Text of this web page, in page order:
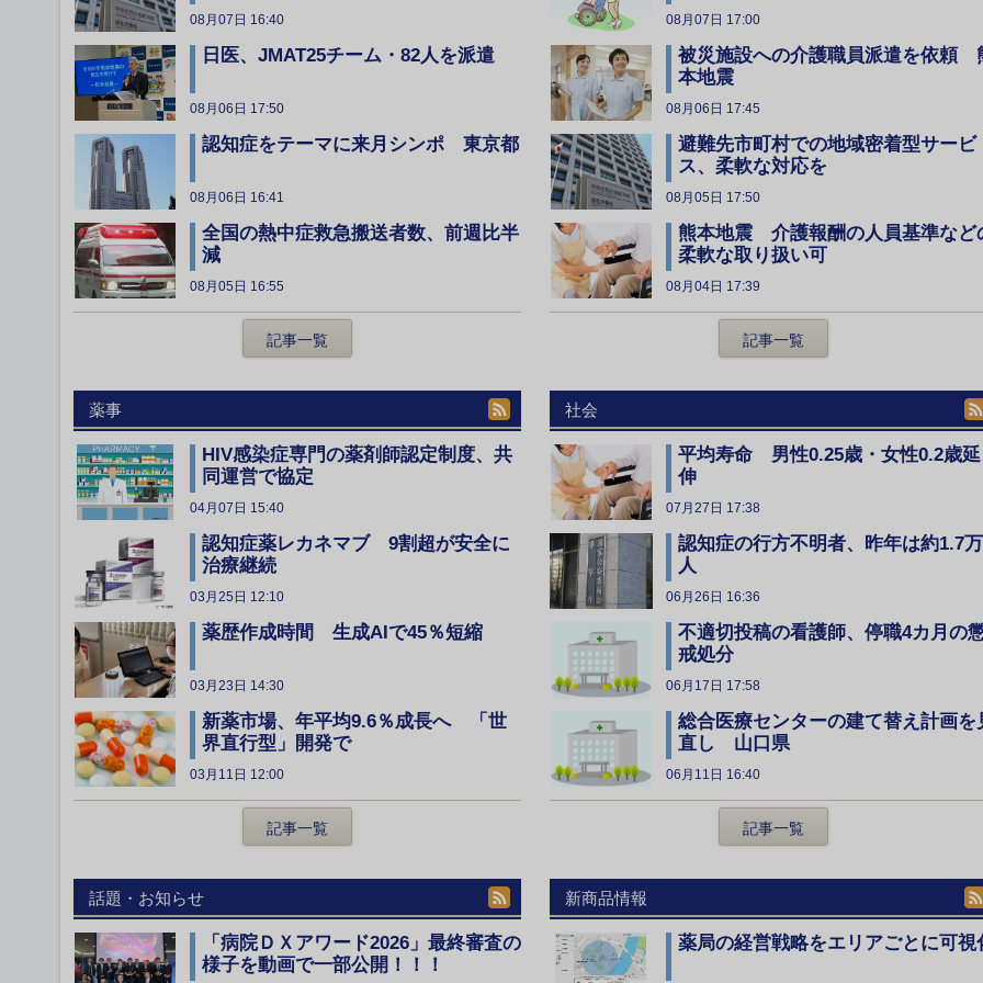
08月07日 16:40
日医、JMAT25チーム・82人を派遣
08月06日 17:50
認知症をテーマに来月シンポ 東京都
08月06日 16:41
全国の熱中症救急搬送者数、前週比半
減
08月05日 16:55
記事一覧
08月07日 17:00
被災施設への介護職員派遣を依頼
本地震
08月06日 17:45
避難先市町村での地域密着型サービ
ス、柔軟な対応を
08月05日 17:50
熊本地震 介護報酬の人員基準など
柔軟な取り扱い可
08月04日 17:39
記事一覧
薬事
HIV感染症専門の薬剤師認定制度、共
同運営で協定
04月07日 15:40
認知症薬レカネマブ 9割超が安全に
治療継続
03月25日 12:10
薬歴作成時間 生成AIで45％短縮
03月23日 14:30
新薬市場、年平均9.6％成長へ 「世
界直行型」開発で
03月11日 12:00
記事一覧
社会
平均寿命 男性0.25歳・女性0.2歳延
伸
07月27日 17:38
認知症の行方不明者、昨年は約1.7万
人
06月26日 16:36
不適切投稿の看護師、停職4カ月の
戒処分
06月17日 17:58
総合医療センターの建て替え計画を
直し 山口県
06月11日 16:40
記事一覧
話題・お知らせ
「病院ＤＸアワード2026」最終審査の
様子を動画で一部公開！！！
新商品情報
薬局の経営戦略をエリアごとに可視